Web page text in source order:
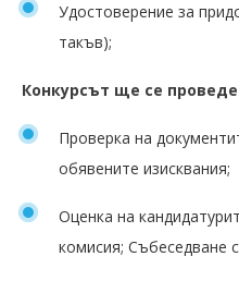
Удостоверение за
такъв);
Конкурсът ще се
Проверка на
обявените изисквания;
Оценка на
комисия; Събеседване